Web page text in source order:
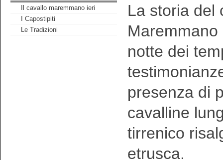
Il cavallo maremmano ieri
I Capostipiti
Le Tradizioni
La storia del
notte dei
presenza di
cavalline
tirrenico
etrusca.